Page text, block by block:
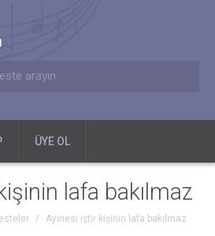
arayın
ÜYE OL
lafa bakılmaz
/ Ayinesi iştir kişinin lafa bakılmaz